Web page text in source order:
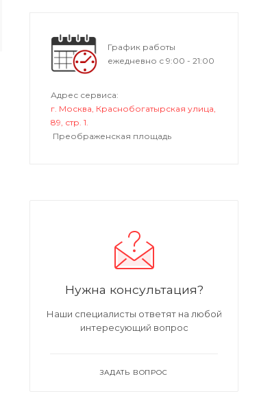
График работы
ежедневно с 9:00 - 21:00
Адрес сервиса:
г. Москва, Краснобогатырская улица,
89, стр. 1.
Преображенская площадь
Нужна консультация?
Наши специалисты ответят на любой
интересующий вопрос
ЗАДАТЬ ВОПРОС